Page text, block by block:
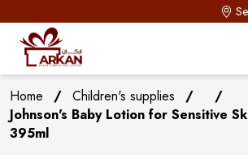
Home / Children's supplies /
/
Johnson's Baby Lotion for Sensitive
395ml